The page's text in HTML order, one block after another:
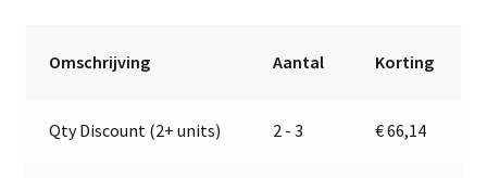
r
t
Omschrijving Aantal Korting
Qty Discount (2+ units) 2 - 3 €66,14